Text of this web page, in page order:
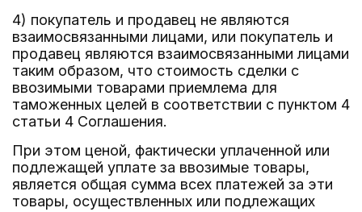
4) покупатель и продавец не являются
взаимосвязанными лицами, или покупатель и
продавец являются взаимосвязанными лицами
таким образом, что стоимость сделки с
ввозимыми товарами приемлема для
таможенных целей в соответствии с пунктом 4
статьи 4 Соглашения.
При этом ценой, фактически уплаченной или
подлежащей уплате за ввозимые товары,
является общая сумма всех платежей за эти
товары, осуществленных или подлежащих